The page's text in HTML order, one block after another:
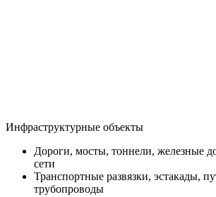
Инфраструктурные объекты
Дороги, мосты, тоннели, железные
сети
Транспортные развязки, эстакады,
трубопроводы